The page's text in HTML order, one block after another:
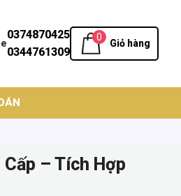
0374870425
0344761309
0
Giỏ hàng
Cấp – Tích Hợp